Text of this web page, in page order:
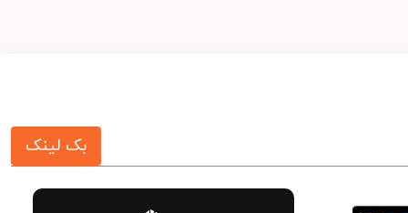
بک لینک